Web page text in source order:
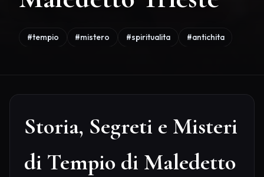
#tempio #mistero #spiritualita #antichita
Storia, Segreti e Misteri
di Tempio di Maledetto